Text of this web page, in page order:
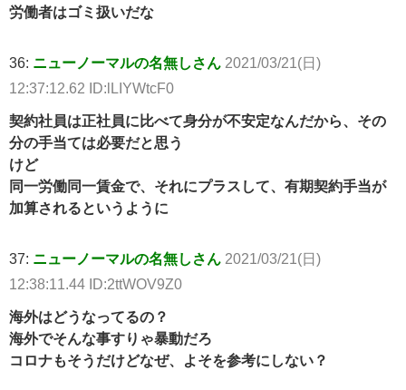
労働者はゴミ扱いだな
36: ニューノーマルの名無しさん 2021/03/21(日)
12:37:12.62 ID:lLIYWtcF0
契約社員は正社員に比べて身分が不安定なんだから、その
分の手当ては必要だと思う
けど
同一労働同一賃金で、それにプラスして、有期契約手当が
加算されるというように
37: ニューノーマルの名無しさん 2021/03/21(日)
12:38:11.44 ID:2ttWOV9Z0
海外はどうなってるの？
海外でそんな事すりゃ暴動だろ
コロナもそうだけどなぜ、よそを参考にしない？